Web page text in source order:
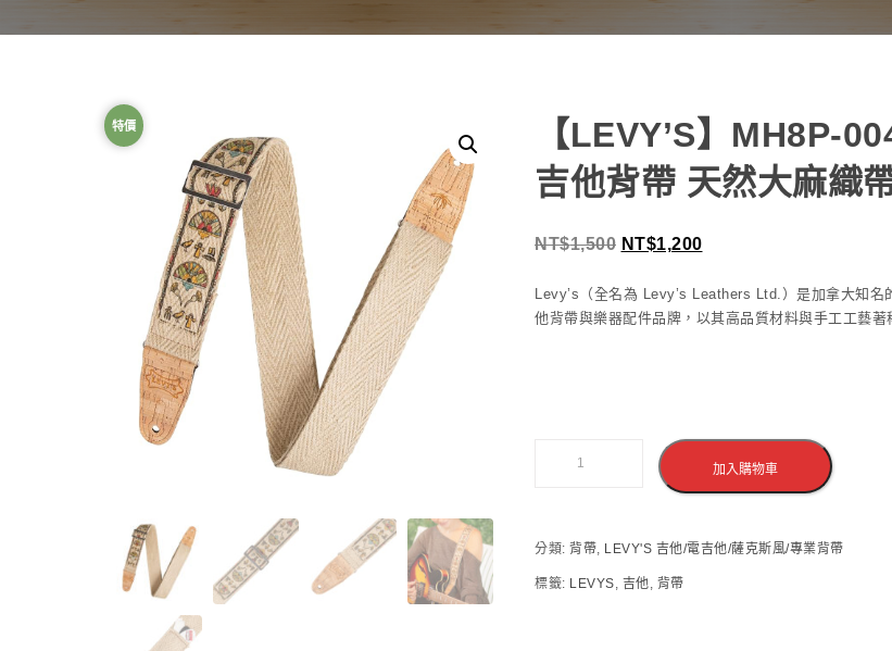
特價
【LEVY’S】MH8P-
吉他背帶 天然大麻織
NT$1,500 NT$1,200
Levy’s（全名為 Levy’s Leathers Ltd.）是加拿大知名
他背帶與樂器配件品牌，以其高品質材料與手工工藝著
加入購物車
分類: 背帶 LEVY'S 吉他/電吉他/薩克斯風/專業背帶
標籤: LEVYS 吉他 背帶